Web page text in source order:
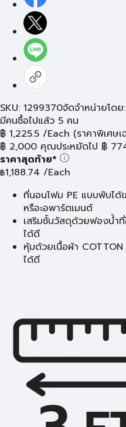
SKU: 1299370จัดจำหน่ายโดย:
มีคนซื้อไปแล้ว 5 คน
฿ 1,225.5 /Each (ราคาพิเศษ
฿ 2,000 คุณประหยัดไป ฿
ราคาสุดท้าย*
฿1,188.74 /Each
ที่นอนโฟม PE แบบพับไ
หรือะอพาร์ตเมนต์
เสริมชั้นวัสดุด้วยฟองน้ำ
ได้ดี
หุ้มด้วยเนื้อผ้า
ได้ดี